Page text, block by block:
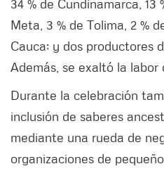
34 % de Cundinamarca, 13
Meta, 3 % de Tolima, 2 %
Cauca; y dos productores
Además, se exaltó la labor
Durante la celebración
inclusión de saberes
mediante una rueda de
organizaciones de